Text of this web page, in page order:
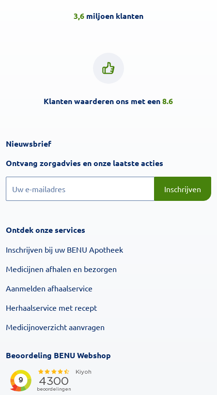
3,6miljoen klanten
Klanten waarderen ons met een8.6
Nieuwsbrief
Ontvang zorgadvies en onze laatste acties
Inschrijven
Ontdek onze services
Inschrijven bij uw BENU Apotheek
Medicijnen afhalen en bezorgen
Aanmelden afhaalservice
Herhaalservice met recept
Medicijnoverzicht aanvragen
Beoordeling BENU Webshop